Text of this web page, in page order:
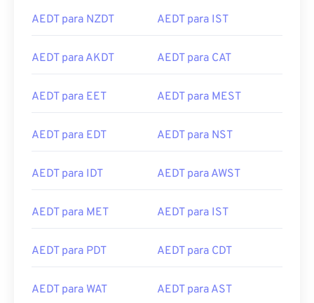
AEDT para NZDT AEDT para IST
AEDT para AKDT AEDT para CAT
AEDT para EET AEDT para MEST
AEDT para EDT AEDT para NST
AEDT para IDT AEDT para AWST
AEDT para MET AEDT para IST
AEDT para PDT AEDT para CDT
AEDT para WAT AEDT para AST